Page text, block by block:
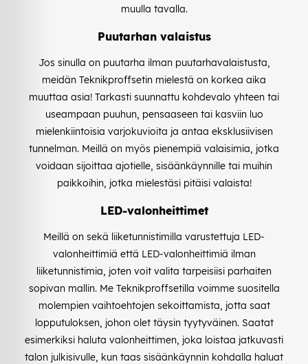
muulla tavalla.
Puutarhan valaistus
Jos sinulla on puutarha ilman puutarhavalaistusta,
meidän Teknikproffsetin mielestä on korkea aika
muuttaa asia! Tarkasti suunnattu kohdevalo yhteen tai
useampaan puuhun, pensaaseen tai kasviin luo
mielenkiintoisia varjokuvioita ja antaa eksklusiivisen
tunnelman. Meillä on myös pienempiä valaisimia, jotka
voidaan sijoittaa ajotielle, sisäänkäynnille tai muihin
paikkoihin, jotka mielestäsi pitäisi valaista!
LED-valonheittimet
Meillä on sekä liiketunnistimilla varustettuja LED-
valonheittimiä että LED-valonheittimiä ilman
liiketunnistimia, joten voit valita tarpeisiisi parhaiten
sopivan mallin. Me Teknikproffsetilla voimme suositella
molempien vaihtoehtojen sekoittamista, jotta saat
lopputuloksen, johon olet täysin tyytyväinen. Saatat
esimerkiksi haluta valonheittimen, joka loistaa jatkuvasti
talon julkisivulle, kun taas sisäänkäynnin kohdalla haluat